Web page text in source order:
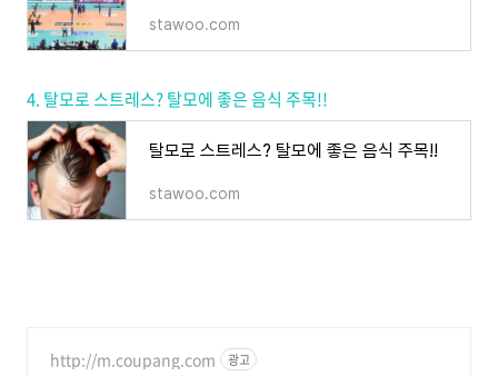
stawoo.com
4. 탈모로 스트레스? 탈모에 좋은 음식 주목!!
탈모로 스트레스? 탈모에 좋은 음식 주목!!
stawoo.com
http://m.coupang.com 광고